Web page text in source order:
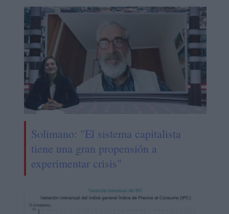
Solimano: "El sistema capitalista
tiene una gran propensión a
experimentar crisis"